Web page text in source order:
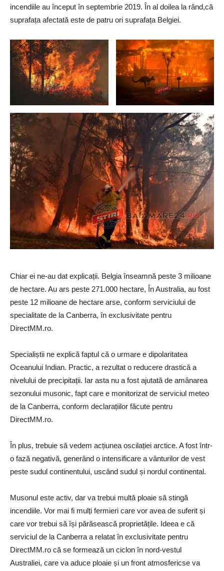
incendiile au început în septembrie 2019. În al doilea la rând,că
suprafața afectată este de patru ori suprafața Belgiei.
Chiar ei ne-au dat explicații. Belgia înseamnă peste 3 milioane
de hectare. Au ars peste 271.000 hectare, În Australia, au fost
peste 12 milioane de hectare arse, conform serviciului de
specialitate de la Canberra, în exclusivitate pentru
DirectMM.ro.
Specialiștii ne explică faptul că o urmare e dipolaritatea
Oceanului Indian. Practic, a rezultat o reducere drastică a
nivelului de precipitații. Iar asta nu a fost ajutată de amânarea
sezonului musonic, fapt care e monitorizat de serviciul meteo
de la Canberra, conform declarațiilor făcute pentru
DirectMM.ro.
În plus, trebuie să vedem acțiunea oscilației arctice. A fost într-
o fază negativă, generând o intensificare a vânturilor de vest
peste sudul continentului, uscând sudul și nordul continental.
Musonul este activ, dar va trebui multă ploaie să stingă
incendiile. Vor mai fi mulți fermieri care vor avea de suferit și
care vor trebui să își părăsească proprietățile. Ideea e că
serviciul de la Canberra a relatat în exclusivitate pentru
DirectMM.ro că se formează un ciclon în nord-vestul
Australiei, care va aduce ploaie și un front atmosfericse va